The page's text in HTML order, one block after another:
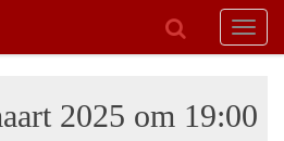
Toggle
2025 om 19:00